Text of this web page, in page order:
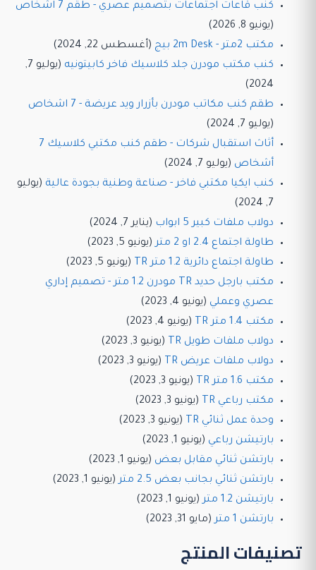
كنب قاعات اجتماعات بتصميم عصري - طقم 7 اشخاص
(يونيو 8, 2026)
مكتب 2متر - 2m Desk بيج
(أغسطس 22, 2024)
كنب مكتب مودرن جلد كلاسيك فاخر كابيتونيه
(يوليو 7,
2024)
طقم كنب مكاتب مودرن بأزرار ويد عريضة - 7 اشخاص
(يوليو 7, 2024)
أثاث استقبال شركات - طقم كنب مكتبي كلاسيك 7
أشخاص (يوليو 7, 2024)
كنب ايكيا مكتبي فاخر - صناعة وطنية بجودة عالية (يوليو
7, 2024)
دولاب ملفات كبير 5 ابواب
(يناير 7, 2024)
طاولة اجتماع 2.4 او 2 متر
(يونيو 5, 2023)
طاولة اجتماع دائرية 1.2 متر TR
(يونيو 5, 2023)
مكتب بارجل حديد TR مودرن 1.2 متر - تصميم إداري
عصري وعملي (يونيو 4, 2023)
مكتب 1.4 متر TR
(يونيو 4, 2023)
دولاب ملفات طويل TR
(يونيو 3, 2023)
دولاب ملفات عريض TR
(يونيو 3, 2023)
مكتب 1.6 متر TR
(يونيو 3, 2023)
مكتب رباعي TR
(يونيو 3, 2023)
وحدة عمل ثنائي TR
(يونيو 3, 2023)
بارتيشن رباعي (يونيو 1, 2023)
بارتشن ثنائي مقابل بعض (يونيو 1, 2023)
بارتشن ثنائي بجانب بعض 2.5 متر
(يونيو 1, 2023)
بارتيشن 1.2 متر
(يونيو 1, 2023)
بارتشن 1 متر
(مايو 31, 2023)
تصنيفات المنتج